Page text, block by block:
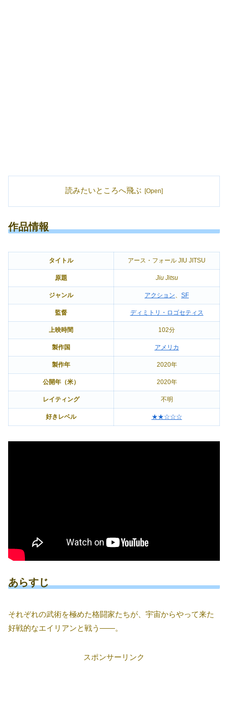
読みたいところへ飛ぶ
作品情報
タイトル アース・フォール JIU JITSU
原題 Jiu Jitsu
ジャンル アクション、 SF
監督 ディミトリ・ロゴセティス
上映時間 102分
製作国 アメリカ
製作年 2020年
公開年（米） 2020年
レイティング 不明
好きレベル ★★☆☆☆
あらすじ
それぞれの武術を極めた格闘家たちが、宇宙からやって来た
好戦的なエイリアンと戦う――。
スポンサーリンク